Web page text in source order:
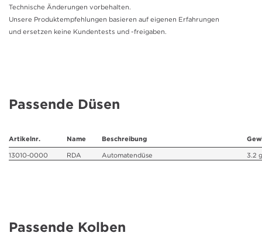
Ausbildung
Technische Änderungen vorbehalten.
Unsere Produktempfehlungen basieren auf eigenen Erfahrungen
und ersetzen keine Kundentests und -freigaben.
Passende Düsen
Artikelnr. Name Beschreibung
13010-0000
RDA Automatendüse 3.2 g
Passende Kolben